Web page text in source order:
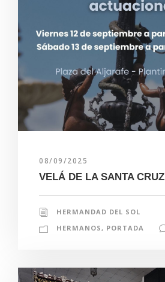
08/09/2025
VELÁ DE LA SANTA CRUZ
HERMANDAD DEL SOL
HERMANOS , PORTADA